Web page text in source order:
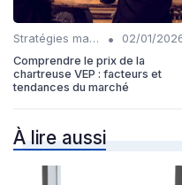
Stratégies marketing •
02/01/
Comprendre le prix de la
chartreuse VEP : facteurs et
tendances du marché
À lire aussi